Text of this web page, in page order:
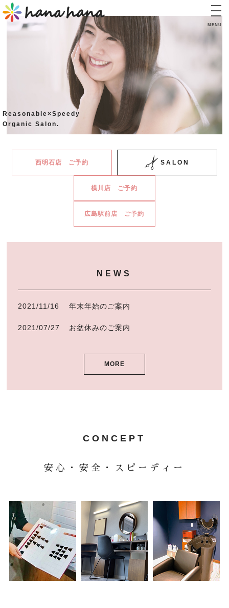
MENU
TOP
CONCEPT
コンセプト
INFORMATION
インフォメーション
STAFF
スタッフ
BLOG
NEWS
Q&A
RECRUIT
予約・お問い合わせ
ORGANIC
SISTER STORE
COMMITMENT
Reasonable×Speedy
Organic Salon.
西明石店 ご予約 SALON
横川店 ご予約
広島駅前店 ご予約
NEWS
2021/11/16 年末年始のご案内
2021/07/27 お盆休みのご案内
MORE
CONCEPT
安心・安全・スピーディー